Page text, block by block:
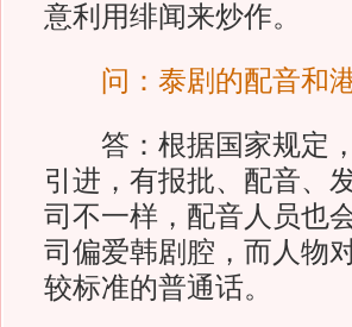
意利用绯闻来炒作。
问：泰剧的配音和
答：根据国家规定，
引进，有报批、配音、
司不一样，配音人员也
司偏爱韩剧腔，而人物
较标准的普通话。